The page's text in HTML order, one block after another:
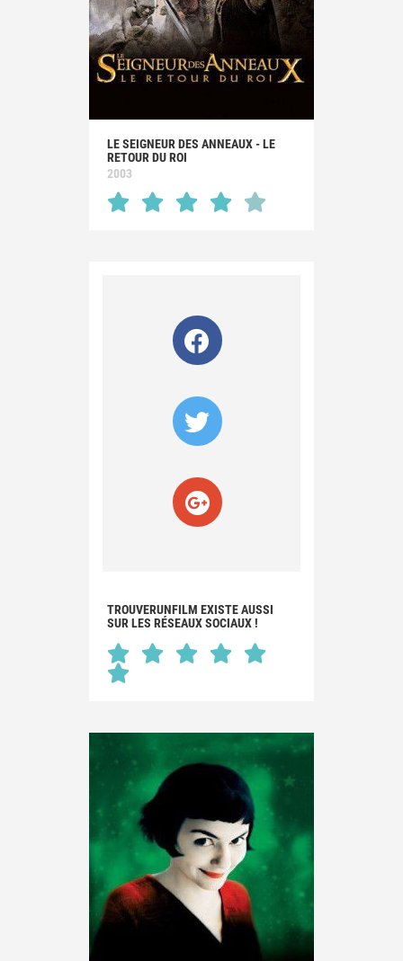
LE SEIGNEUR DES ANNEAUX - LE
RETOUR DU ROI
2003
TROUVERUNFILM EXISTE AUSSI
SUR LES RÉSEAUX SOCIAUX !